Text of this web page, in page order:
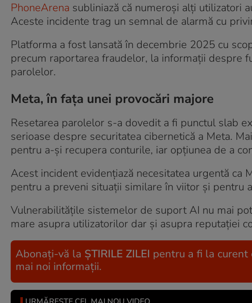
PhoneArena subliniază că numeroși alți utilizatori
Aceste incidente trag un semnal de alarmă cu
Platforma a fost lansată în decembrie 2025 cu
precum raportarea fraudelor, la informații despre
parolelor.
Meta, în fața unei provocări majore
Resetarea parolelor s-a dovedit a fi punctul slab
serioase despre securitatea cibernetică a Meta.
pentru a-și recupera conturile, iar opțiunea de a
Acest incident evidențiază necesitatea urgentă ca
pentru a preveni situații similare în viitor și pentru
Vulnerabilitățile sistemelor de suport AI nu mai
mare asupra utilizatorilor dar și asupra reputației
Abonați-vă la ȘTIRILE ZILEI pentru a fi la curent
mai noi informații.